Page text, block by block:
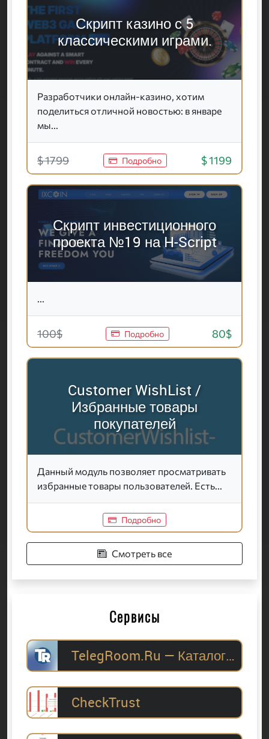
Скрипт казино с 5
классическими играми.
Разработчики онлайн-казино, хотим
поделиться отличной новостью: в январе
мы...
$ 1799 Подробно $ 1199
Скрипт инвестиционного
проекта №19 на H-Script
100$ Подробно 80$
Customer WishList /
Избранные товары
покупателей
Данный модуль позволяет просматривать
избранные товары пользователей. Есть...
Подробно
Смотреть все
Сервисы
TelegRoom.Ru — Каталог Telegram-каналов для
CheckTrust